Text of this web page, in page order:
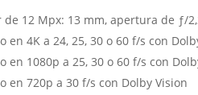
12 Mpx: 13 mm, apertura de ƒ/
en 4K a 24, 25, 30 o 60 f/s con
en 1080p a 25, 30 o 60 f/s con
en 720p a 30 f/s con Dolby Vision